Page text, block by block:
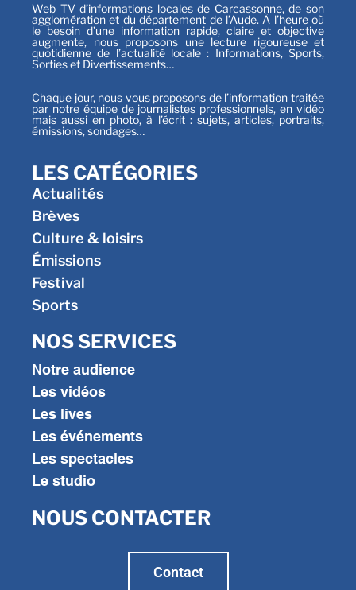
Web TV d’informations locales de Carcassonne, de son
agglomération et du département de l’Aude. À l’heure où
le besoin d’une information rapide, claire et objective
augmente, nous proposons une lecture rigoureuse et
quotidienne de l’actualité locale : Informations, Sports,
Sorties et Divertissements…
Chaque jour, nous vous proposons de l’information traitée
par notre équipe de journalistes professionnels, en vidéo
mais aussi en photo, à l’écrit : sujets, articles, portraits,
émissions, sondages…
LES CATÉGORIES
Actualités
Brèves
Culture & loisirs
Émissions
Festival
Sports
NOS SERVICES
Notre audience
Les vidéos
Les lives
Les événements
Les spectacles
Le studio
NOUS CONTACTER
Contact